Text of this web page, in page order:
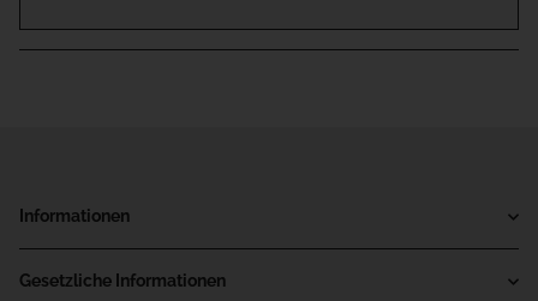
Informationen
Gesetzliche Informationen